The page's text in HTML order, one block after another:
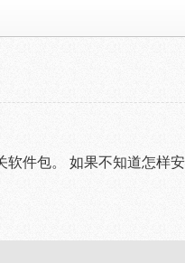
件包。 如果不知道怎样